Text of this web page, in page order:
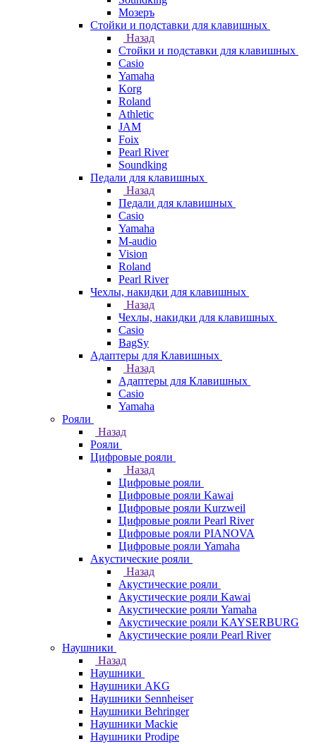
Мозеръ
Стойки и подставки для клавишных
Назад
Стойки и подставки для клавишных
Casio
Yamaha
Korg
Roland
Athletic
JAM
Foix
Pearl River
Soundking
Педали для клавишных
Назад
Педали для клавишных
Casio
Yamaha
M-audio
Vision
Roland
Pearl River
Чехлы, накидки для клавишных
Назад
Чехлы, накидки для клавишных
Casio
BagSy
Адаптеры для Клавишных
Назад
Адаптеры для Клавишных
Casio
Yamaha
Рояли
Назад
Рояли
Цифровые рояли
Назад
Цифровые рояли
Цифровые рояли Kawai
Цифровые рояли Kurzweil
Цифровые рояли Pearl River
Цифровые рояли PIANOVA
Цифровые рояли Yamaha
Акустические рояли
Назад
Акустические рояли
Акустические рояли Kawai
Акустические рояли Yamaha
Акустические рояли KAYSERBURG
Акустические рояли Pearl River
Наушники
Назад
Наушники
Наушники AKG
Наушники Sennheiser
Наушники Behringer
Наушники Mackie
Наушники Prodipe